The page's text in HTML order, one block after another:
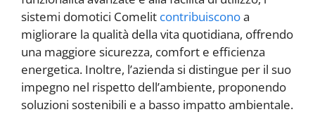
sistemi domotici Comelit contribuisconoa
migliorare la qualità della vita quotidiana, offrendo
una maggiore sicurezza, comfort e efficienza
energetica. Inoltre, l’azienda si distingue per il suo
impegno nel rispetto dell’ambiente, proponendo
soluzioni sostenibili e a basso impatto ambientale.